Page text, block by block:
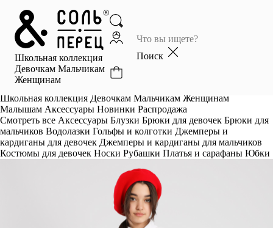
Школьная коллекция
Девочкам Мальчикам
Женщинам
Поиск
Главная
Каталог
Избранное
Школьная коллекция Девочкам Мальчикам Женщинам
Малышам Аксессуары Новинки Распродажа
Смотреть все Аксессуары Блузки Брюки для девочек Брюки для
мальчиков Водолазки Гольфы и колготки Джемперы и
кардиганы для девочек Джемперы и кардиганы для мальчиков
Костюмы для девочек Носки Рубашки Платья и сарафаны Юбки